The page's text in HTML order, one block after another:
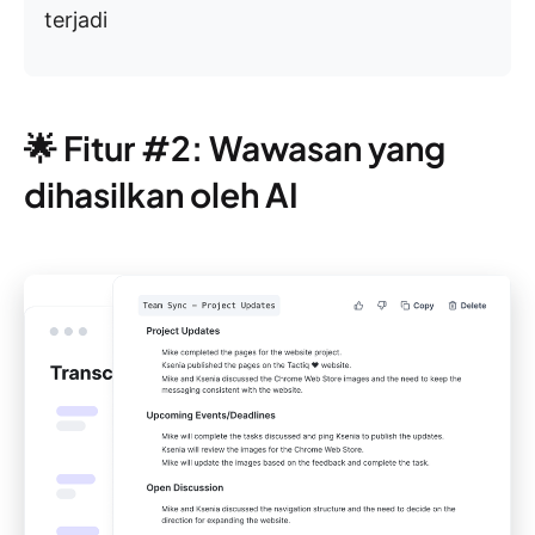
terjadi
🌟 Fitur #2: Wawasan yang
dihasilkan oleh AI